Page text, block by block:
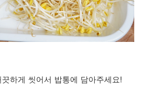
하게 씻어서 밥통에 담아주세요!